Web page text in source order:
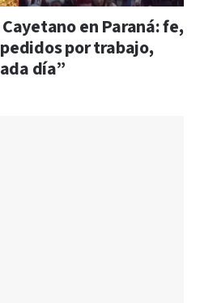
en Paraná: fe,
por trabajo,
día”